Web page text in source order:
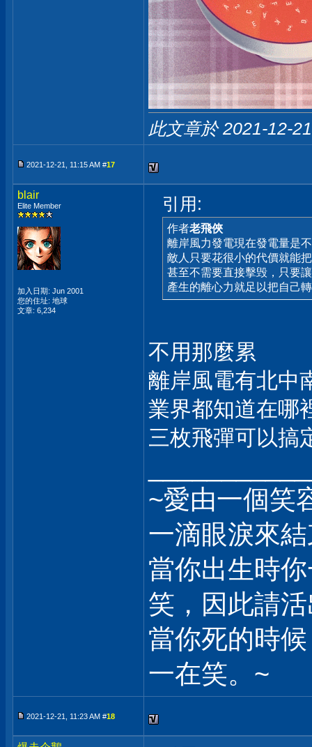
此文章於 2021-12-
2021-12-21, 11:15 AM #17
blair
Elite Member
加入日期: Jun 2001
您的住址: 地球
文章: 6,234
引用:
作者老飛俠
離岸風力發電現在發電量是
敵人只要花很小的代價就能
甚至不需要直接擊毁，只要
產生的離心力就足以把自己
不用那麼累
離岸風電有北中
業界都知道在哪
三枚飛彈可以搞
~愛由一個笑
一滴眼淚來
當你出生時
笑，因此請
當你死的時
一在笑。~
2021-12-21, 11:23 AM #18